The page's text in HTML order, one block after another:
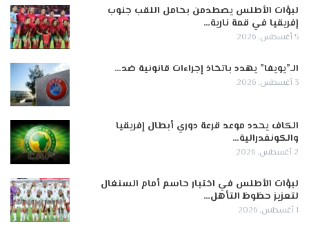
لبؤات الأطلس يصطدمن بحامل اللقب جنوب
إفريقيا في قمة نارية…
5 أغسطس, 2026
الـ”يويفا” يهدد باتخاذ إجراءات قانونية ضد…
3 أغسطس, 2026
الكاف يحدد موعد قرعة دوري أبطال إفريقيا
والكونفدرالية…
2 أغسطس, 2026
لبؤات الأطلس في اختبار حاسم أمام السنغال
لتعزيز حظوظ التأهل…
1 أغسطس, 2026